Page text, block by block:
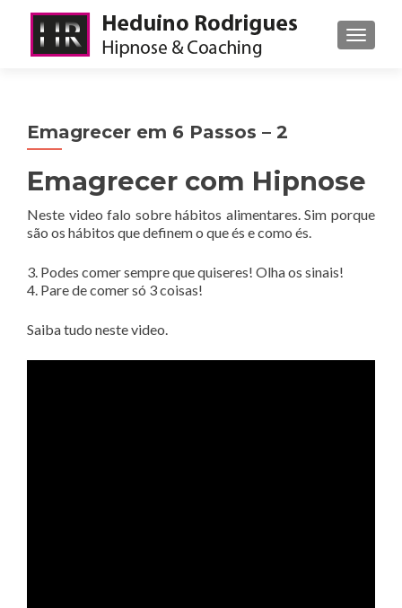
Emagrecer em 6 Passos – 2
Emagrecer com Hipnose
Neste video falo sobre hábitos alimentares. Sim porque
são os hábitos que definem o que és e como és.
3. Podes comer sempre que quiseres! Olha os sinais!
4. Pare de comer só 3 coisas!
Saiba tudo neste video.